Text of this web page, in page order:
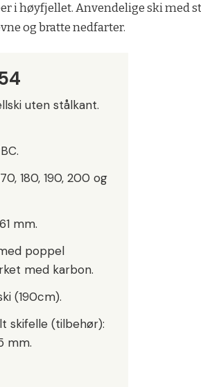
i høyfjellet. Anvendelige ski med
og bratte nedfarter.
uten stålkant.
180, 190, 200 og
mm.
poppel
med karbon.
(190cm).
skifelle (tilbehør):
mm.